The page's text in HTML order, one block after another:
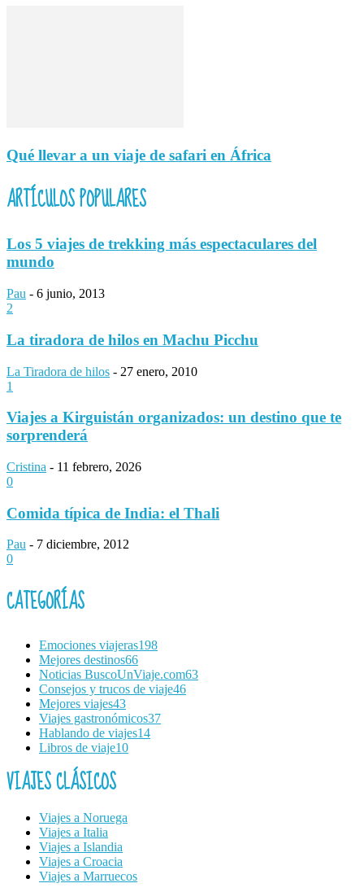
Qué llevar a un viaje de safari en África
ARTÍCULOS POPULARES
Los 5 viajes de trekking más espectaculares del
mundo
Pau - 6 junio, 2013
2
La tiradora de hilos en Machu Picchu
La Tiradora de hilos - 27 enero, 2010
1
Viajes a Kirguistán organizados: un destino que te
sorprenderá
Cristina - 11 febrero, 2026
0
Comida típica de India: el Thali
Pau - 7 diciembre, 2012
0
CATEGORÍAS
Emociones viajeras198
Mejores destinos66
Noticias BuscoUnViaje.com63
Consejos y trucos de viaje46
Mejores viajes43
Viajes gastronómicos37
Hablando de viajes14
Libros de viaje10
VIAJES CLÁSICOS
Viajes a Noruega
Viajes a Italia
Viajes a Islandia
Viajes a Croacia
Viajes a Marruecos